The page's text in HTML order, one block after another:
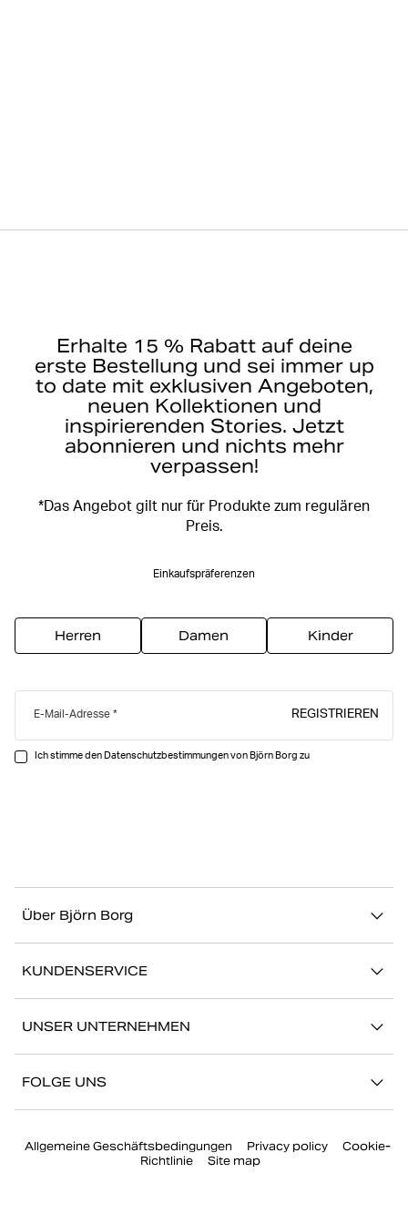
Erhalte 15 % Rabatt auf deine
erste Bestellung und sei immer up
to date mit exklusiven Angeboten,
neuen Kollektionen und
inspirierenden Stories. Jetzt
abonnieren und nichts mehr
verpassen!
*Das Angebot gilt nur für Produkte zum regulären
Preis.
Einkaufspräferenzen
Herren Damen Kinder
E-Mail-Adresse REGISTRIEREN
Ich stimme den Datenschutzbestimmungen von Björn Borg zu
Über Björn Borg
Geschichten
Storefinder
KUNDENSERVICE
Zurückkehren/Beanspruchen
Mein Konto
UNSER UNTERNEHMEN
FOLGE UNS
Facebook
Allgemeine Geschäftsbedingungen Privacy policy
Cookie-
Richtlinie
Site map